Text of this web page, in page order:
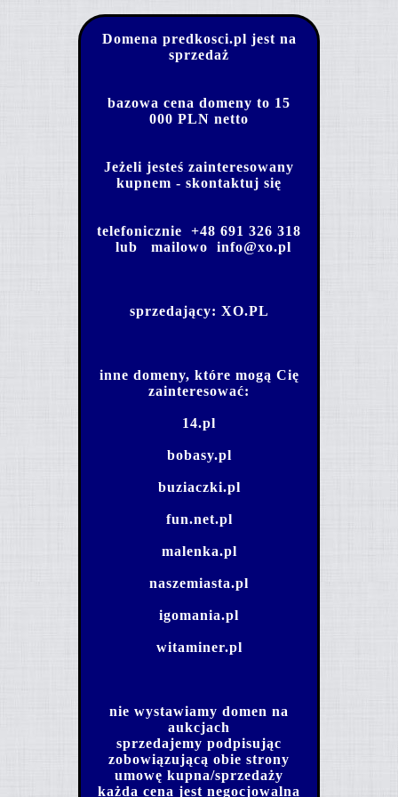
Domena predkosci.pl jest na
sprzedaż
bazowa cena domeny to 15
000 PLN netto
Jeżeli jesteś zainteresowany
kupnem - skontaktuj się
telefonicznie +48 691 326 318
lub mailowo info@xo.pl
sprzedający: XO.PL
inne domeny, które mogą Cię
zainteresować:
14.pl
bobasy.pl
buziaczki.pl
fun.net.pl
malenka.pl
naszemiasta.pl
igomania.pl
witaminer.pl
nie wystawiamy domen na
aukcjach
sprzedajemy podpisując
zobowiązującą obie strony
umowę kupna/sprzedaży
każda cena jest negocjowalna